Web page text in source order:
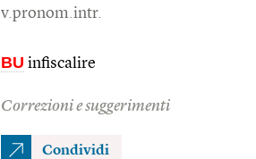
v.pronom.intr.
BU infiscalire
Correzioni e suggerimenti
Condividi